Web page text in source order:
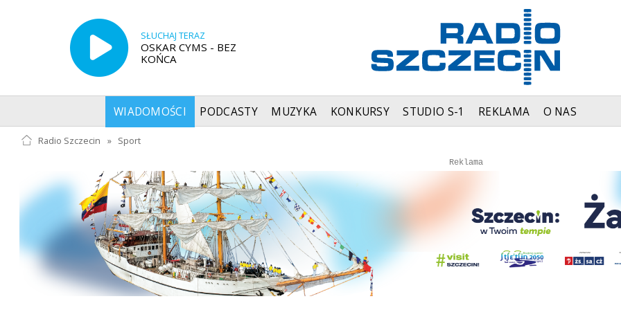
SŁUCHAJ TERAZ
OSKAR CYMS - BEZ
KOŃCA
WIADOMOŚCI PODCASTY MUZYKA KONKURSY STUDIO S-1 REKLAMA O NAS
Radio Szczecin » Sport
Reklama
Autopromocja
Autopromocja